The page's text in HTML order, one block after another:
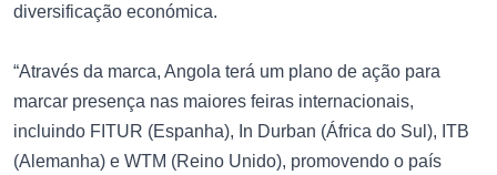
diversificação económica.
“Através da marca, Angola terá um plano de ação para
marcar presença nas maiores feiras internacionais,
incluindo FITUR (Espanha), In Durban (África do Sul), ITB
(Alemanha) e WTM (Reino Unido), promovendo o país